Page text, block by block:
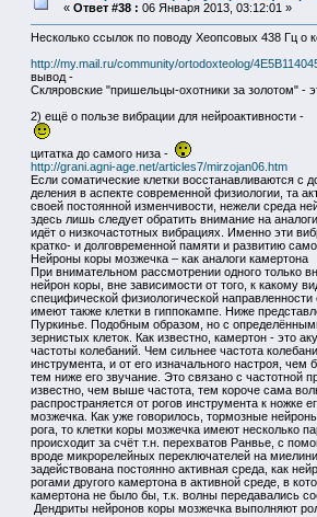
« Ответ #38 : 06 Января 2013, 03:12:01 »
Несколько ссылок по поводу Хеопсовых 438 Гц о
http://my.mail.ru/community/ortodoxteolog/
вывод -
Скляровские "пришельцы-охотники за золотом" -
2) ещё о пользе вибрации для нейроактивности -
цитатка до самого низа -
http://grani.agni-age.net/articles7/mirzojan06.htm
Если соматические клетки восстанавливаются с
деления в аспекте современной физиологии, та
своей постоянной изменчивости, нежели среда
здесь лишь следует обратить внимание на
идёт о низкочастотных вибрациях. Именно эти
кратко- и долговременной памяти и развитию
Нейроны коры мозжечка – как аналоги камертона
При внимательном рассмотрении одного только
нейрон коры, вне зависимости от того, к какому
специфической физиологической
имеют также клетки в гиппокампе. Ниже
Пуркинье. Подобным образом, но с
зернистых клеток. Как известно, камертон - это
частоты колебаний. Чем сильнее частота
инструмента, и от его изначального настроя,
тем ниже его звучание. Это связано с
известно, чем выше частота, тем короче сама
распространяется от рогов инструмента к ножке
мозжечка. Как уже говорилось, тормозные
рога, то клетки коры мозжечка имеют несколько
происходит за счёт т.н. перехватов Ранвье, с
вроде микрорелейных переключателей на
задействована постоянно активная среда, как
рогами другого камертона в активной среде, в
камертона не было бы, т.к. волны передавались
Дендриты нейронов коры мозжечка выполняют